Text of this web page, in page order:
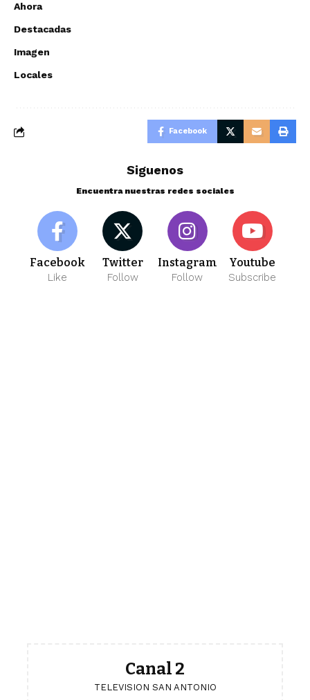
Ahora
Destacadas
Imagen
Locales
Facebook
Siguenos
Encuentra nuestras redes sociales
Facebook
Like
Twitter
Follow
Instagram
Follow
Youtube
Subscribe
Canal 2
TELEVISION SAN ANTONIO